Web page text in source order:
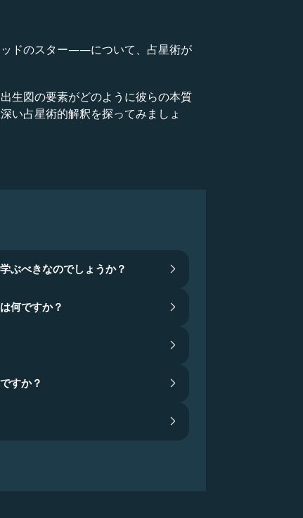
ドのスター——について、占星術が
生図の要素がどのように彼らの本質
い占星術的解釈を探ってみましょ
ぶべきなのでしょうか？
何ですか？
すか？